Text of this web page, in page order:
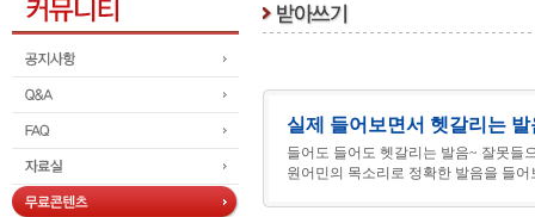
실제 들어보면서 헷갈리는
들어도 들어도 헷갈리는 발음~ 잘못들
원어민의 목소리로 정확한 발음을 들